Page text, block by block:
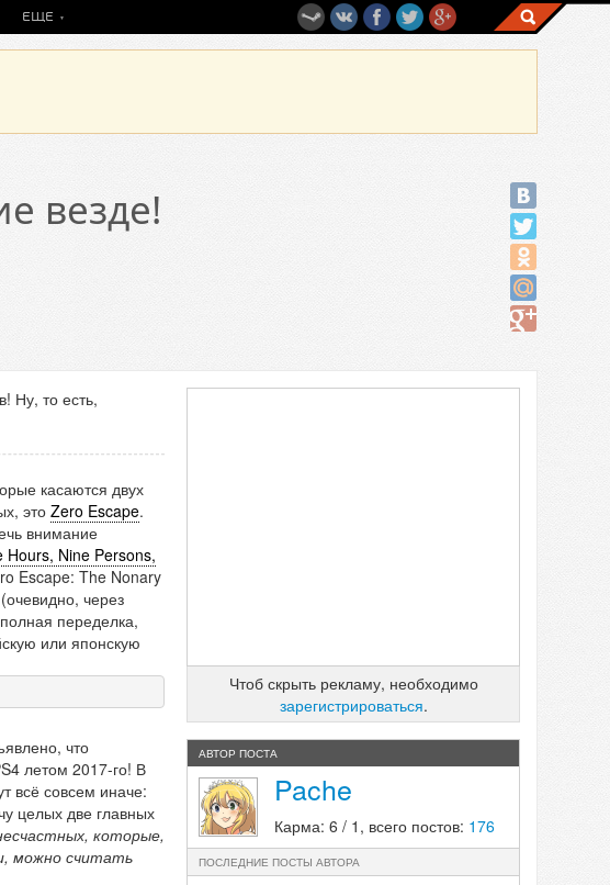
ЕЩЕ
везде!
Ну, то есть,
касаются двух
это Zero Escape.
внимание
Hours, Nine Persons,
Escape: The Nonary
через
переделка,
или японскую
что
летом 2017-го! В
всё совсем иначе:
целых две главных
которые,
можно считать
Чтоб скрыть рекламу, необходимо
зарегистрироваться.
АВТОР ПОСТА
Pache
Карма: 6 / 1, всего постов: 176
ПОСЛЕДНИЕ ПОСТЫ АВТОРА